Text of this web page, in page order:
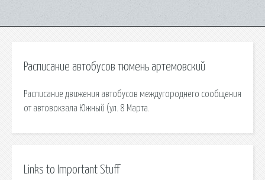
Расписание автобусов тюмень артемовский
Расписание движения автобусов междугороднего сообщения
от автовокзала Южный (ул. 8 Марта.
Links to Important Stuff